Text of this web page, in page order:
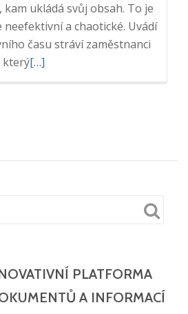
ukládá svůj obsah. To je
neefektivní a chaotické. Uvádí
času stráví zaměstnanci
kterýPřečtěte
[…]
PLATFORMA
A INFORMACÍ